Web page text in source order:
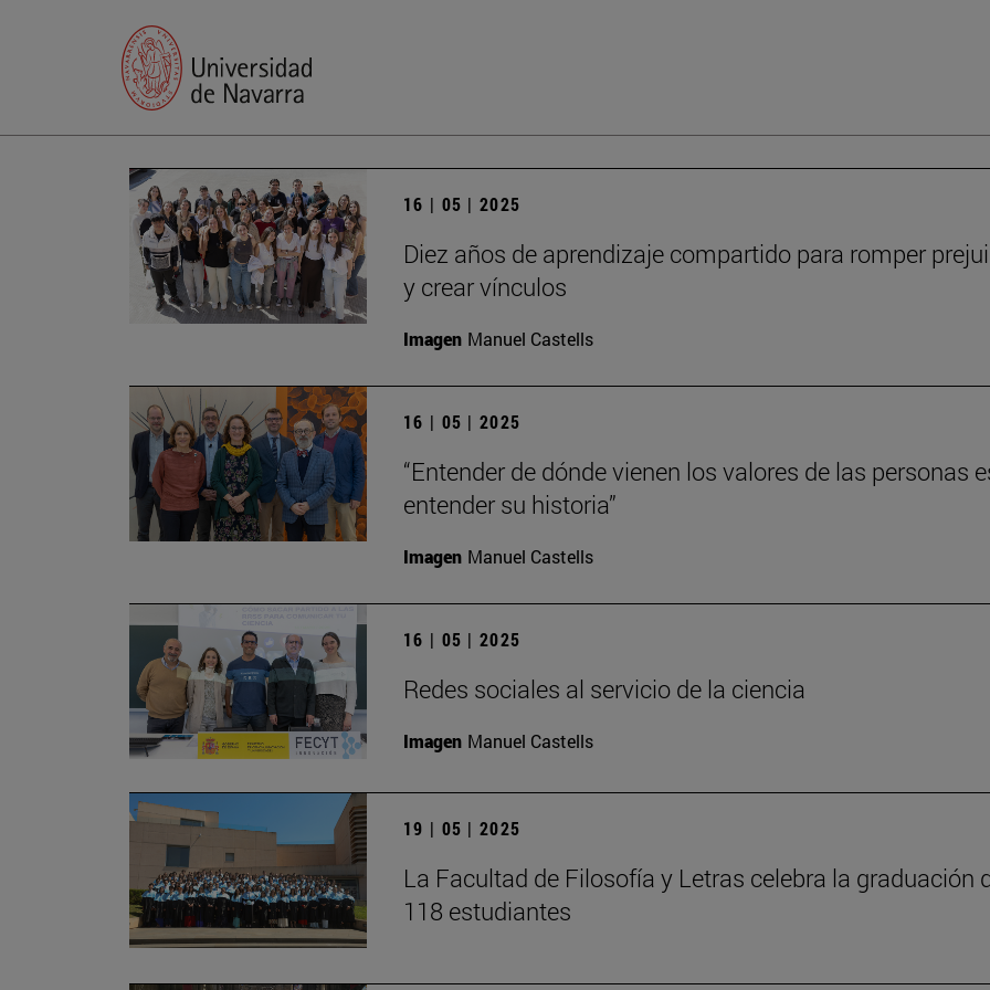
16 | 05 | 2025
Diez años de aprendizaje compartido para romper
y crear vínculos
Imagen Manuel Castells
16 | 05 | 2025
“Entender de dónde vienen los valores de las personas
entender su historia”
Imagen Manuel Castells
16 | 05 | 2025
Redes sociales al servicio de la ciencia
Imagen Manuel Castells
19 | 05 | 2025
La Facultad de Filosofía y Letras celebra la graduación
118 estudiantes